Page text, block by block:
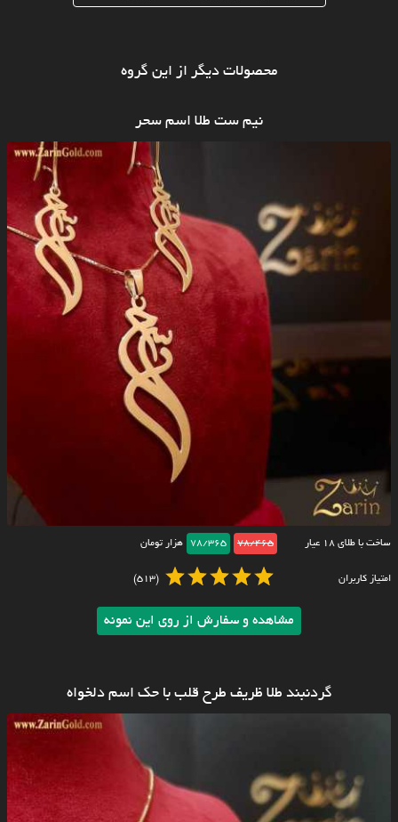
محصولات دیگر از این گروه
نیم ست طلا اسم سحر
ساخت با طلای ۱۸ عیار 78/465
78/365 هزار تومان
امتیاز کاربران (513)
مشاهده و سفارش از روی این نمونه
گردنبند طلا ظریف طرح قلب با حک اسم دلخواه